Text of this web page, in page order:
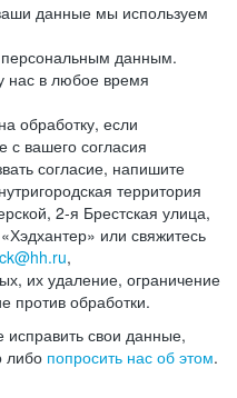
данные мы используем
данным.
нас в любое время
обработку, если
вашего согласия
согласие, напишите
территория
2-я Брестская улица,
или свяжитесь
,
их удаление, ограничение
против обработки.
свои данные,
либо попросить нас об этом.